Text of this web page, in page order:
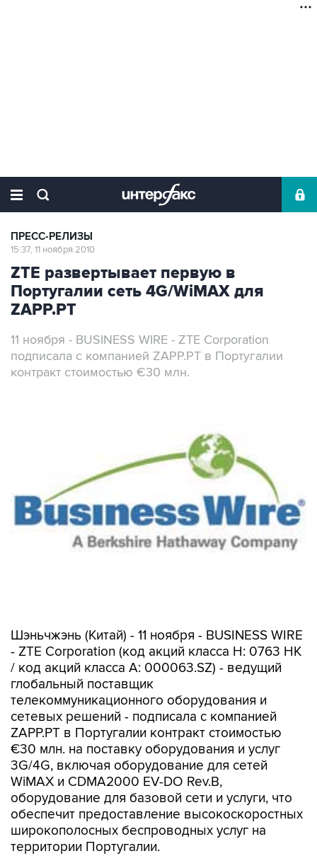
ПРЕСС-РЕЛИЗЫ
15:37, 11 ноября 2010
ZTE развертывает первую в
Португалии сеть 4G/WiMAX для
ZAPP.PT
11 ноября - BUSINESS WIRE - ZTE Corporation
подписала с компанией ZAPP.PT в Португалии
контракт стоимостью €30 млн.
Шэньчжэнь (Китай) - 11 ноября - BUSINESS WIRE
- ZTE Corporation (код акций класса H: 0763 HK
/ код акций класса A: 000063.SZ) - ведущий
глобальный поставщик
телекоммуникационного оборудования и
сетевых решений - подписала с компанией
ZAPP.PT в Португалии контракт стоимостью
€30 млн. на поставку оборудования и услуг
3G/4G, включая оборудование для сетей
WiMAX и CDMA2000 EV-DO Rev.B,
оборудование для базовой сети и услуги, что
обеспечит предоставление высокоскоростных
широкополосных беспроводных услуг на
территории Португалии.